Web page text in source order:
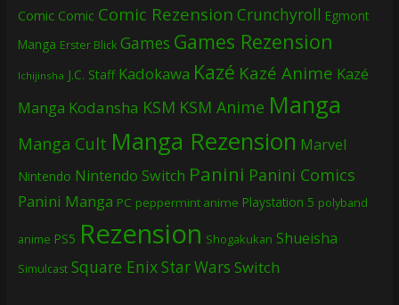
Comic Comic Comic Rezension Crunchyroll Egmont
Manga Erster Blick Games Games Rezension
Ichijinsha J.C. Staff Kadokawa Kazé Kazé Anime Kazé
Manga Kodansha KSM KSM Anime Manga
Manga Cult Manga Rezension Marvel
Nintendo Nintendo Switch Panini Panini Comics
Panini Manga PC peppermint anime Playstation 5 polyband
anime PS5 Rezension Shogakukan Shueisha
Simulcast Square EnixStar Wars Switch